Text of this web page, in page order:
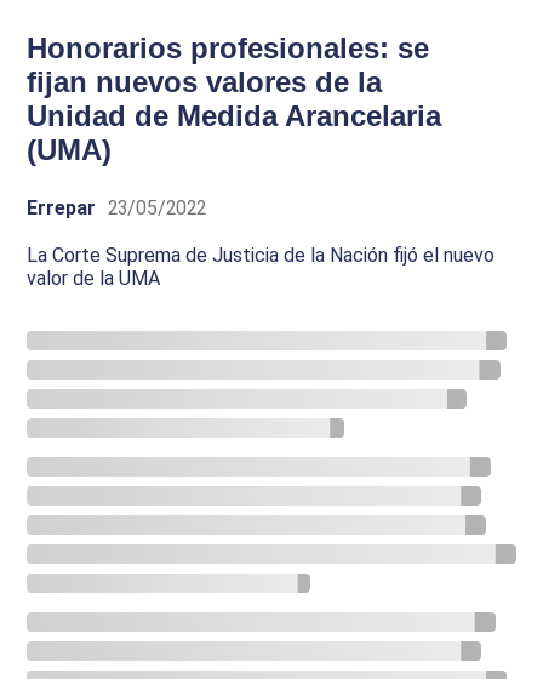
Honorarios profesionales: se
fijan nuevos valores de la
Unidad de Medida Arancelaria
(UMA)
Errepar 23/05/2022
La Corte Suprema de Justicia de la Nación fijó el nuevo
valor de la UMA